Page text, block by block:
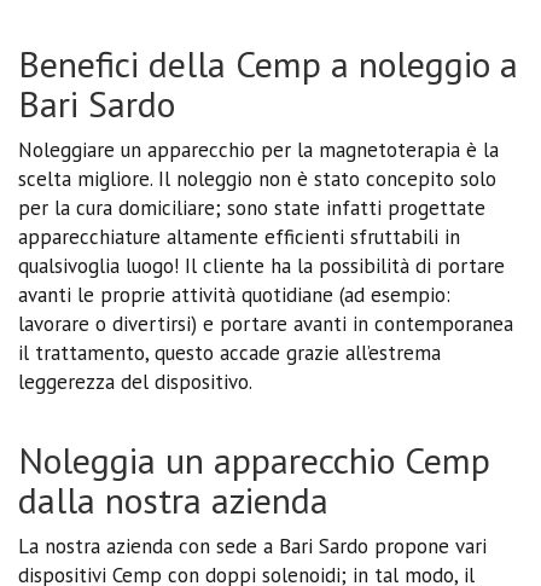
Benefici della Cemp a noleggio a
Bari Sardo
Noleggiare un apparecchio per la magnetoterapia è la
scelta migliore. Il noleggio non è stato concepito solo
per la cura domiciliare; sono state infatti progettate
apparecchiature altamente efficienti sfruttabili in
qualsivoglia luogo! Il cliente ha la possibilità di portare
avanti le proprie attività quotidiane (ad esempio:
lavorare o divertirsi) e portare avanti in contemporanea
il trattamento, questo accade grazie all’estrema
leggerezza del dispositivo.
Noleggia un apparecchio Cemp
dalla nostra azienda
La nostra azienda con sede a Bari Sardo propone vari
dispositivi Cemp con doppi solenoidi; in tal modo, il